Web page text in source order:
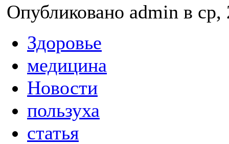
Опубликовано admin в
Здоровье
медицина
Новости
пользуха
статья